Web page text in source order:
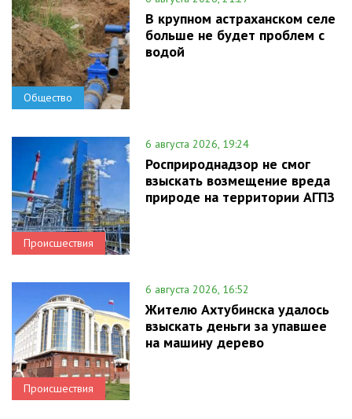
Общество
В крупном астраханском селе
больше не будет проблем с
водой
Происшествия
6 августа 2026, 19:24
Росприроднадзор не смог
взыскать возмещение вреда
природе на территории АГПЗ
Происшествия
6 августа 2026, 16:52
Жителю Ахтубинска удалось
взыскать деньги за упавшее
на машину дерево